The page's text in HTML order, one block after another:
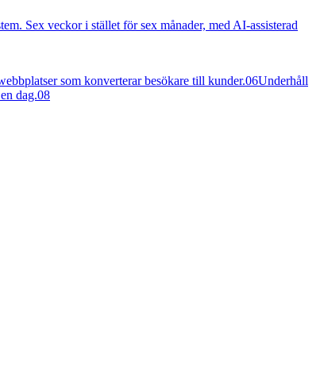
Sex veckor i stället för sex månader, med AI-assisterad
som konverterar besökare till kunder.06Underhåll
dag.08